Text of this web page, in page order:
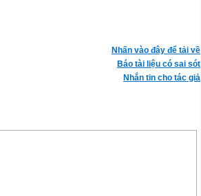
Nhấn vào đây để tải về
Báo tài liệu có sai sót
Nhắn tin cho tác giả